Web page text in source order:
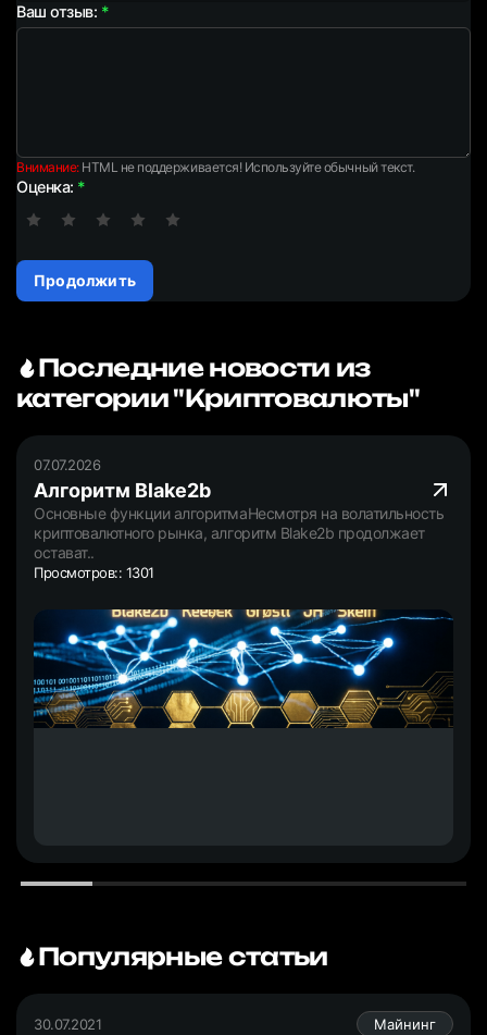
Ваш отзыв:
Внимание:HTML не поддерживается! Используйте обычный текст.
Оценка:
Продолжить
Последние новости из
категории "Криптовалюты"
07.07.2026
Алгоритм Blake2b
Основные функции алгоритмаНесмотря на волатильность
криптовалютного рынка, алгоритм Blake2b продолжает
остават..
Просмотров:: 1301
Популярные статьи
30.07.2021 Майнинг